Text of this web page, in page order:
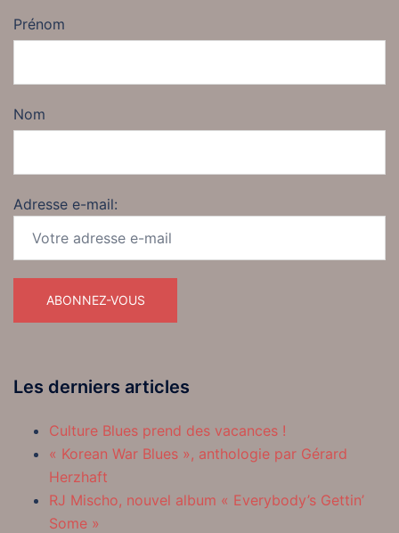
Prénom
Nom
Adresse e-mail:
Les derniers articles
Culture Blues prend des vacances !
« Korean War Blues », anthologie par Gérard
Herzhaft
RJ Mischo, nouvel album « Everybody’s Gettin’
Some »